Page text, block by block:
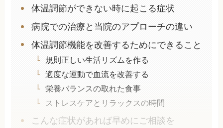
体温調節ができない時に起こる症状
病院での治療と当院のアプローチの違い
体温調節機能を改善するためにできること
規則正しい生活リズムを作る
適度な運動で血流を改善する
栄養バランスの取れた食事
ストレスケアとリラックスの時間
こんな症状があれば早めにご相談を